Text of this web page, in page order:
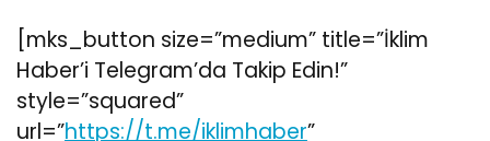
[mks_button size=”medium” title=”İklim
Haber’i Telegram’da Takip Edin!”
style=”squared”
url=”https://t.me/iklimhaber”